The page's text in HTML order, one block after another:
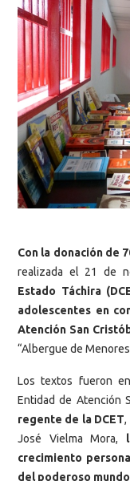
Con la donación de
realizada el 21 de
Estado Táchira
adolescentes en
Atención San
“Albergue de
Los textos fueron
Entidad de Atención
regente de la DCET,
José Vielma Mora,
crecimiento
del poderoso